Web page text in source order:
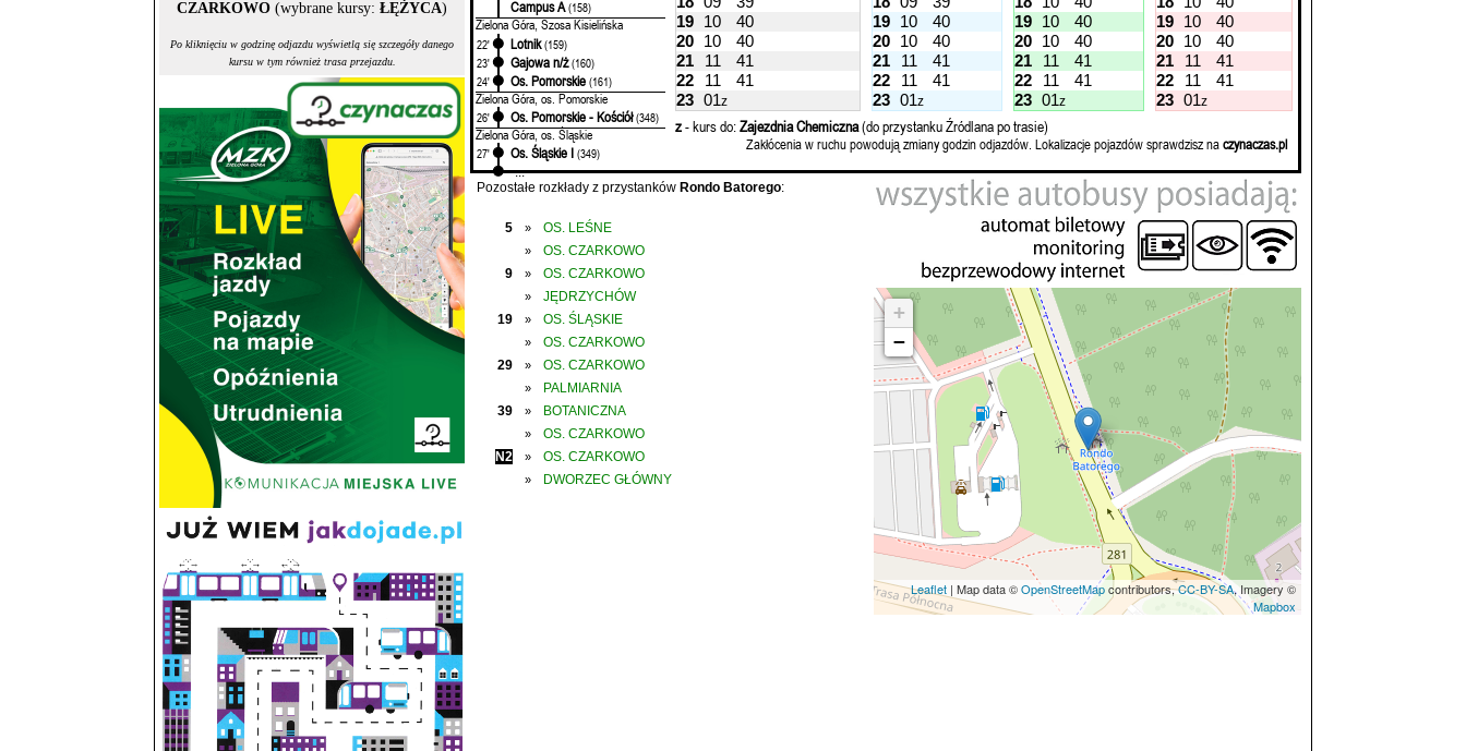
CZARKOWO (wybrane kursy: ŁĘŻYCA)
Po kliknięciu w godzinę odjazdu wyświetlą się szczegóły danego
kursu w tym również trasa przejazdu.
Campus A (158)
Zielona Góra, Szosa Kisielińska
22' Lotnik (159)
23'
Gajowa n/ż (160)
24'
Os. Pomorskie (161)
Zielona Góra, os. Pomorskie
26' Os. Pomorskie - Kościół (348)
Zielona Góra, os. Śląskie
27' Os. Śląskie I (349)
...
19 10 40 19 10 40 19 10 40 19 10
40
20 10 40 20 10 40 20 10 40 20 10
40
21
11 41 21 11 41 21 11 41 21 11
41
22
11 41 22 11 41 22 11 41 22 11
41
23 01z 23 01z 23 01z 23 01z
z- kurs do:Zajezdnia Chemiczna(do przystanku Źródlana po trasie)
Zakłócenia w ruchu powodują zmiany godzin odjazdów. Lokalizacje pojazdów sprawdzisz naczynaczas.pl
Pozostałe rozkłady z przystanków Rondo Batorego:
5 » OS. LEŚNE
»
OS. CZARKOWO
9
» OS. CZARKOWO
»
JĘDRZYCHÓW
19
» OS. ŚLĄSKIE
»
OS. CZARKOWO
29
» OS. CZARKOWO
»
PALMIARNIA
39
» BOTANICZNA
»
OS. CZARKOWO
N2
» OS. CZARKOWO
» DWORZEC GŁÓWNY
+
−
Leaflet | Map data ©OpenStreetMapcontributors,CC-BY-SA, Imagery ©
Mapbox